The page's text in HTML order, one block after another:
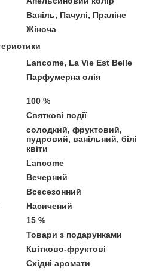
Ваніль, Пачулі, Праліне
Жіноча
Lancome, La Vie Est Belle
Парфумерна олія
100 %
Святкові події
солодкий, фруктовий,
пудровий, ванільний, білі
квіти
Lancome
Вечерний
Всесезонний
Насичений
15 %
Товари з подарунками
Квітково-фруктові
Східні аромати